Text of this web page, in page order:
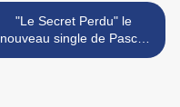
"Le Secret Perdu" le
nouveau single de Pascal
Obispo ! >